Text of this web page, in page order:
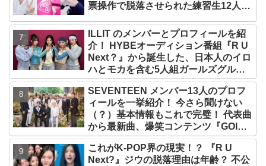
票操作で脱落させられた練習生12人の
ILLIT のメンバーとプロフィールを紹
介！ HYBEオーディション番組『R U
Next？』から誕生した、日本人のイロ
ハとモカを含む5人組ガールズグルー
プ！ デビュー曲「Magnetic」がいき
なりの大ヒット
SEVENTEEN メンバー13人のプロフ
ィールを一挙紹介！ 今さら聞けない
（？）基本情報もこれで完璧！ 代表曲
から最新曲、爆笑コンテンツ『GOING
SEVENTEEN』まで・・VERY NICE
な魅力が満載
これがK-POP界の現実！？ 『R U
Next?』ジウの脱落理由は年齢？ 不公